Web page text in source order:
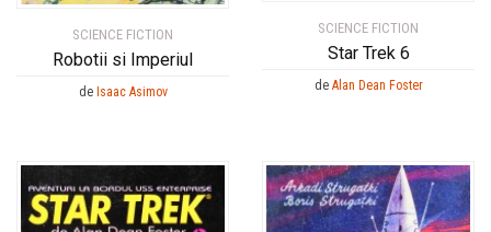
SCIENCE FICTION
Robotii si Imperiul
de Isaac Asimov
SCIENCE FICTION
Star Trek 6
de Alan Dean Foster